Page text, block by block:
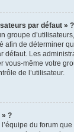
par défaut » ?
groupe
afin de déterminer
défaut. Les
vous-même votre
de l’utilisateur.
» ?
du forum que